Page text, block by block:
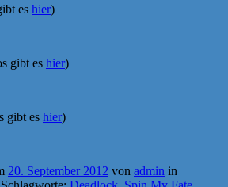
es hier)
gibt es hier)
gibt es hier)
20. September 2012 von admin in